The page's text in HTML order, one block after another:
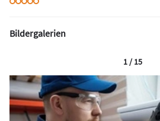
Bildergalerien
1 / 15